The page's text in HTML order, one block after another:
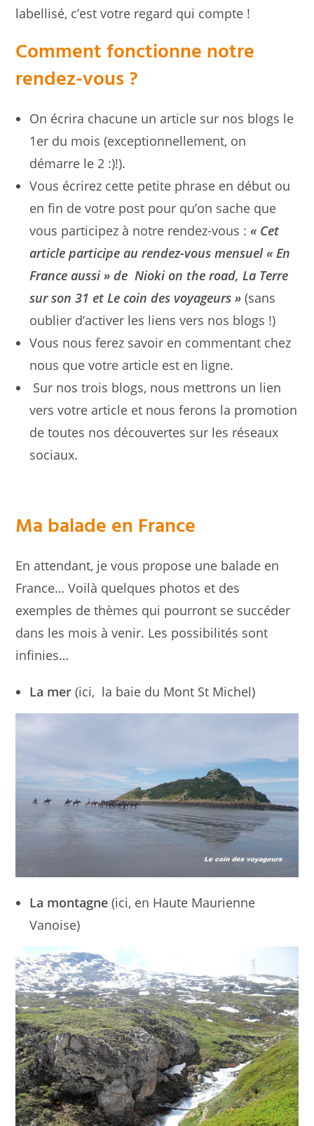
labellisé, c’est votre regard qui compte !
Comment fonctionne notre
rendez-vous ?
On écrira chacune un article sur nos blogs le
1er du mois (exceptionnellement, on
démarre le 2 :)!).
Vous écrirez cette petite phrase en début ou
en fin de votre post pour qu’on sache que
vous participez à notre rendez-vous : « Cet
article participe au rendez-vous mensuel « En
France aussi » de Nioki on the road, La Terre
sur son 31 et Le coin des voyageurs »(sans
oublier d’activer les liens vers nos blogs !)
Vous nous ferez savoir en commentant chez
nous que votre article est en ligne.
Sur nos trois blogs, nous mettrons un lien
vers votre article et nous ferons la promotion
de toutes nos découvertes sur les réseaux
sociaux.
Ma balade en France
En attendant, je vous propose une balade en
France… Voilà quelques photos et des
exemples de thèmes qui pourront se succéder
dans les mois à venir. Les possibilités sont
infinies…
La mer (ici, la baie du Mont St Michel)
La montagne (ici, en Haute Maurienne
Vanoise)